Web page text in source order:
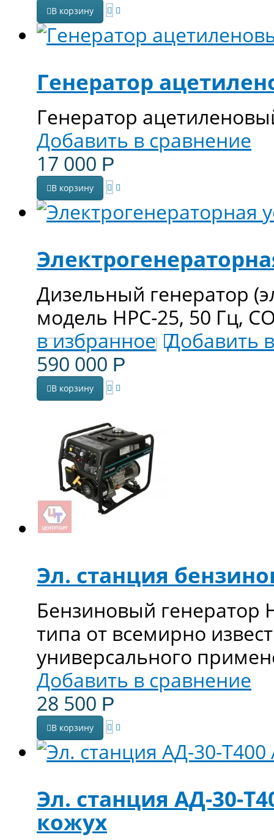
В корзину
Генератор
Генератор
Добавить в сравнение
17 000 Р
В корзину
Дизельный генератор
модель HPC-25, 50 Гц,
в избранное Добавить
590 000 Р
В корзину
Эл. станция
Бензиновый генератор
типа от всемирно
универсального
Добавить в сравнение
28 500 Р
В корзину
Эл. станция АД-30-
кожух